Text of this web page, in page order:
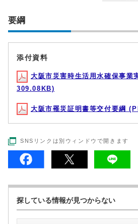
要綱
添付資料
大阪市災害時生活用水確保事業
309.08KB)
大阪市罹災証明書等交付要綱
SNSリンクは別ウィンドウで開きます
探している情報が見つからない